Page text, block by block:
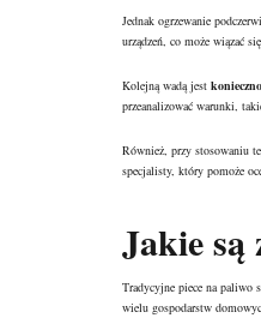
Jednak ogrzewanie
urządzeń, co może wiązać
Kolejną wadą jest
przeanalizować warunki,
Również, przy stosowaniu
specjalisty, który pomoże
Jakie są
Tradycyjne piece na paliwo
wielu gospodarstw